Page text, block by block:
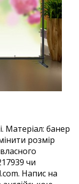
Матеріал: банер
розмір
чи
Напис на